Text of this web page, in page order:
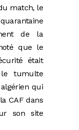
match, le
de la
que le
était
tumulte
qui
CAF dans
son site